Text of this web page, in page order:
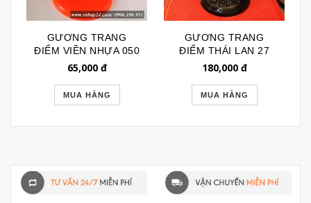
GƯƠNG TRANG
ĐIỂM VIỀN NHỰA 050
65,000đ
MUA HÀNG
GƯƠNG TRANG
ĐIỂM THÁI LAN 27
180,000đ
MUA HÀNG